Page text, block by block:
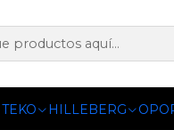
TEKO HILLEBERG